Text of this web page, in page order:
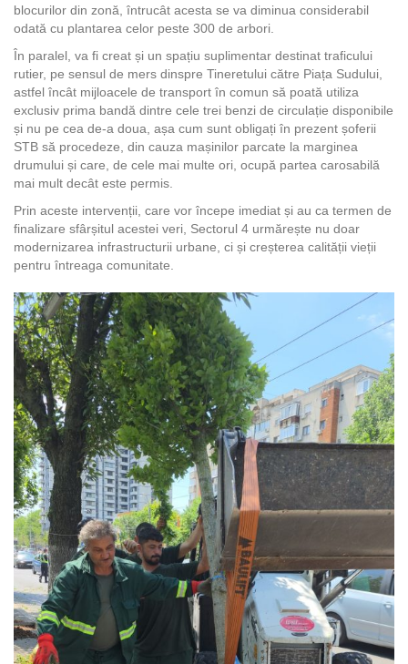
blocurilor din zonă, întrucât acesta se va diminua considerabil
odată cu plantarea celor peste 300 de arbori.
În paralel, va fi creat și un spațiu suplimentar destinat traficului
rutier, pe sensul de mers dinspre Tineretului către Piața Sudului,
astfel încât mijloacele de transport în comun să poată utiliza
exclusiv prima bandă dintre cele trei benzi de circulație disponibile
și nu pe cea de-a doua, așa cum sunt obligați în prezent șoferii
STB să procedeze, din cauza mașinilor parcate la marginea
drumului și care, de cele mai multe ori, ocupă partea carosabilă
mai mult decât este permis.
Prin aceste intervenții, care vor începe imediat și au ca termen de
finalizare sfârșitul acestei veri, Sectorul 4 urmărește nu doar
modernizarea infrastructurii urbane, ci și creșterea calității vieții
pentru întreaga comunitate.